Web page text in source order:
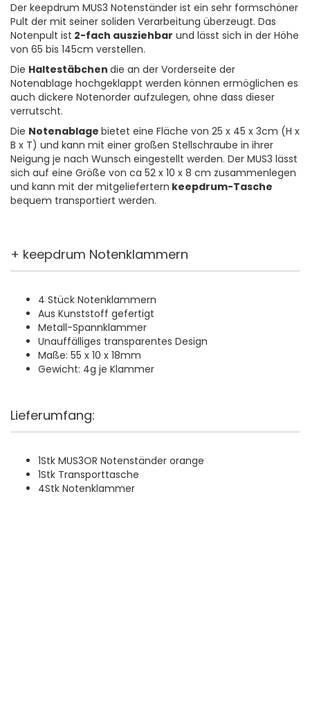
Der keepdrum MUS3 Notenständer ist ein sehr formschöner
Pult der mit seiner soliden Verarbeitung überzeugt. Das
Notenpult ist 2-fach ausziehbar und lässt sich in der Höhe
von 65 bis 145cm verstellen.
Die Haltestäbchen die an der Vorderseite der
Notenablage hochgeklappt werden können ermöglichen es
auch dickere Notenorder aufzulegen, ohne dass dieser
verrutscht.
Die Notenablage bietet eine Fläche von 25 x 45 x 3cm (H x
B x T) und kann mit einer großen Stellschraube in ihrer
Neigung je nach Wunsch eingestellt werden. Der MUS3 lässt
sich auf eine Größe von ca 52 x 10 x 8 cm zusammenlegen
und kann mit der mitgeliefertern keepdrum-Tasche
bequem transportiert werden.
+ keepdrum Notenklammern
4 Stück Notenklammern
Aus Kunststoff gefertigt
Metall-Spannklammer
Unauffälliges transparentes Design
Maße: 55 x 10 x 18mm
Gewicht: 4g je Klammer
Lieferumfang:
1Stk MUS3OR Notenständer orange
1Stk Transporttasche
4Stk Notenklammer